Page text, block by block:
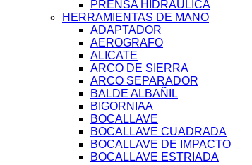
PRENSA HIDRAULICA
HERRAMIENTAS DE MANO
ADAPTADOR
AEROGRAFO
ALICATE
ARCO DE SIERRA
ARCO SEPARADOR
BALDE ALBAÑIL
BIGORNIAA
BOCALLAVE
BOCALLAVE CUADRADA
BOCALLAVE DE IMPACTO
BOCALLAVE ESTRIADA